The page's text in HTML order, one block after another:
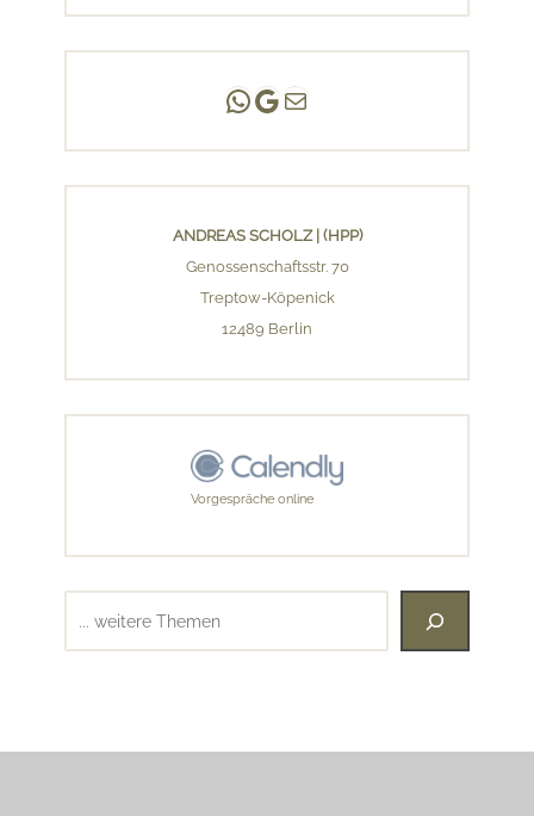
Andreas Scholz | (HPP)
Praxis Adlershof
E-Mail an mich ...
ANDREAS SCHOLZ | (HPP)
Genossenschaftsstr. 70
Treptow-Köpenick
12489 Berlin
Vorgespräche online